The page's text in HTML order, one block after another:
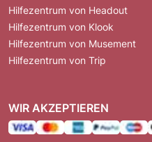
Hilfezentrum von Headout
Hilfezentrum von Klook
Hilfezentrum von Musement
Hilfezentrum von Trip
WIR AKZEPTIEREN